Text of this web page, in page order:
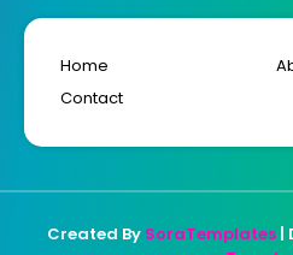
Home
Contact
Created By SoraTemplates|